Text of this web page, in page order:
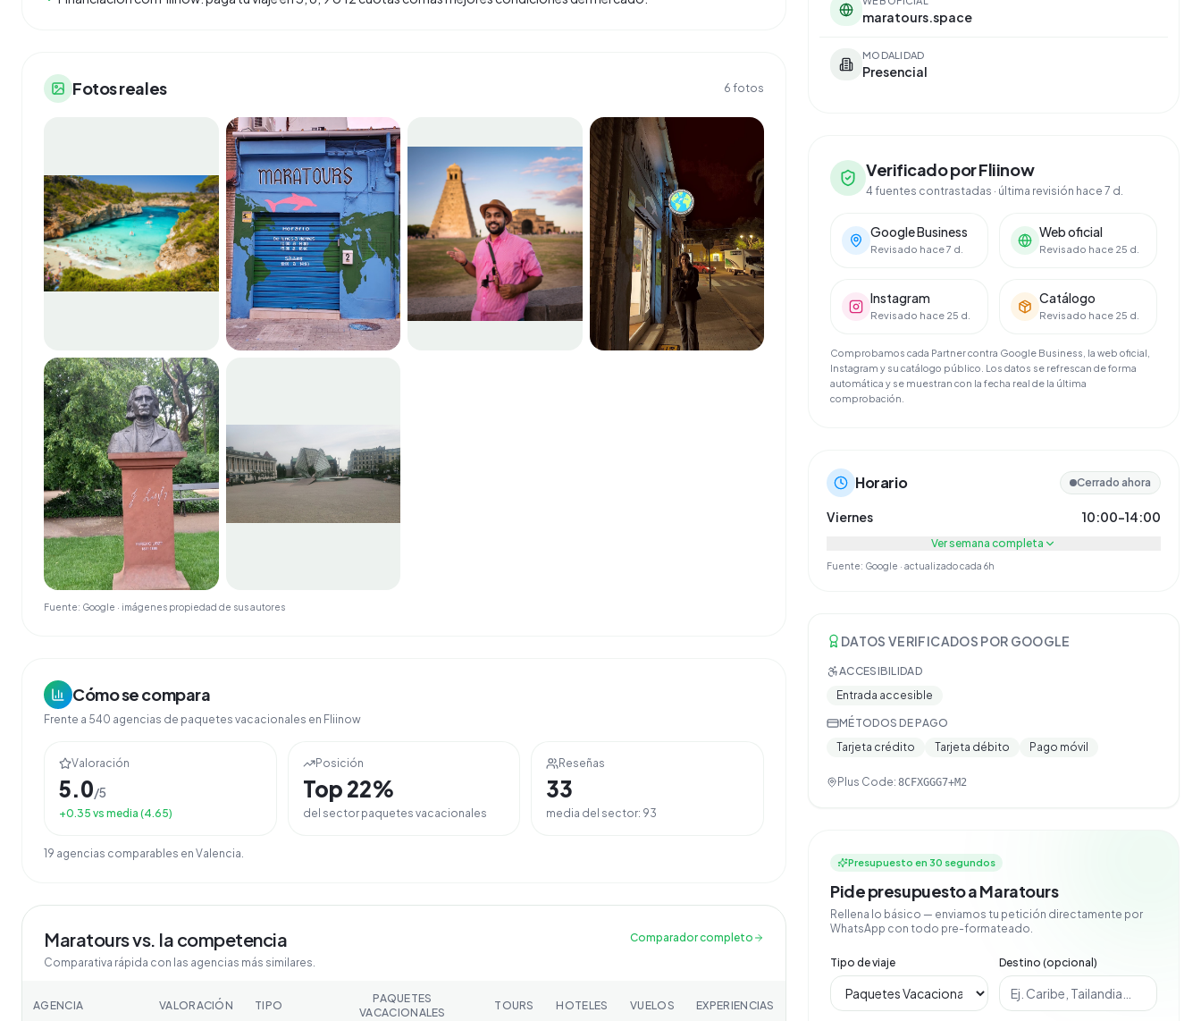
Fotos reales 6 fotos
Fuente: Google · imágenes propiedad de sus autores
Cómo se compara
Frente a 540 agencias de paquetes vacacionales en Fliinow
Valoración
5.0/5
+0.35 vs media (4.65)
Posición
Top 22%
del sector paquetes vacacionales
Reseñas
33
media del sector: 93
19 agencias comparables en Valencia.
Maratoursvs. la competencia
Comparativa rápida con las agencias más similares.
Comparador completo
AGENCIA VALORACIÓN TIPO
PAQUETES
VACACIONALES
TOURS HOTELES VUELOS EXPERIENCIAS
maratours.space
MODALIDAD
Presencial
Verificado por Fliinow
4 fuentes contrastadas · última revisión hace 7 d.
Google Business
Revisado hace 7 d.
Web oficial
Revisado hace 25 d.
Instagram
Revisado hace 25 d.
Catálogo
Revisado hace 25 d.
Comprobamos cada Partner contra Google Business, la web oficial,
Instagram y su catálogo público. Los datos se refrescan de forma
automática y se muestran con la fecha real de la última
comprobación.
Horario Cerrado ahora
Viernes 10:00–14:00
Ver semana completa
Fuente: Google · actualizado cada 6h
DATOS VERIFICADOS POR GOOGLE
ACCESIBILIDAD
Entrada accesible
MÉTODOS DE PAGO
Tarjeta crédito
Tarjeta débito Pago móvil
Plus Code: 8CFXGGG7+M2
Presupuesto en 30 segundos
Pide presupuesto a Maratours
Rellena lo básico — enviamos tu petición directamente por
WhatsApp con todo pre-formateado.
Tipo de viaje Destino (opcional)